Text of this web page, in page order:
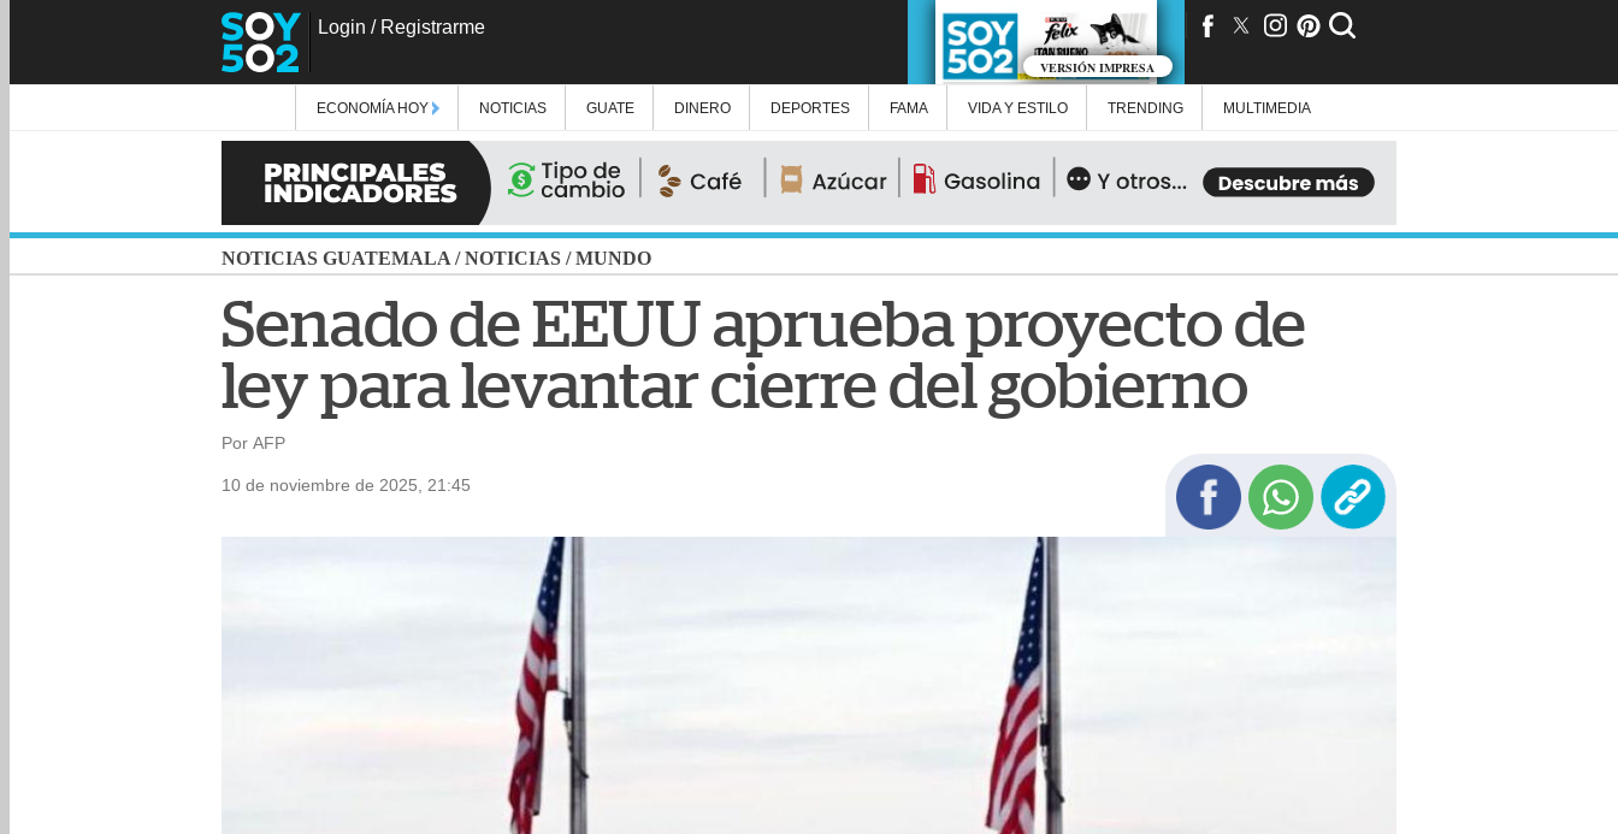
Login / Registrarme
VERSIÓN IMPRESA
ECONOMÍA HOY NOTICIAS GUATE DINERO DEPORTES FAMA VIDA Y ESTILO TRENDING MULTIMEDIA
NOTICIAS GUATEMALA /NOTICIAS /MUNDO
Senado de EEUU aprueba proyecto de
ley para levantar cierre del gobierno
Por AFP
10 de noviembre de 2025, 21:45